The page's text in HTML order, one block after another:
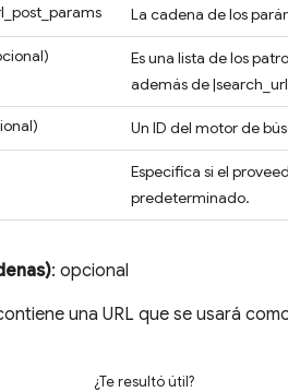
La cadena de los
Es una lista de los
además de
Un ID del motor de
Especifica si el
predeterminado.
: opcional
una URL que se usará
¿Te resultó útil?